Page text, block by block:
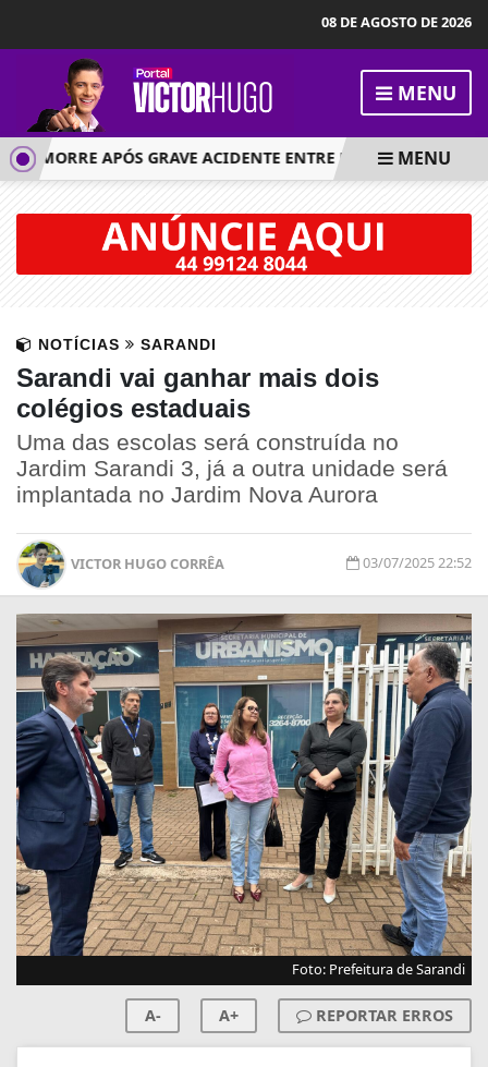
08 DE AGOSTO DE 2026
MENU
MORRE APÓS GRAVE ACIDENTE ENTRE FIORINO E MOTO
MENU
NOTÍCIAS SARANDI
Sarandi vai ganhar mais dois
colégios estaduais
Uma das escolas será construída no
Jardim Sarandi 3, já a outra unidade será
implantada no Jardim Nova Aurora
VICTOR HUGO CORRÊA 03/07/2025 22:52
Foto: Prefeitura de Sarandi
A- A+ REPORTAR ERROS